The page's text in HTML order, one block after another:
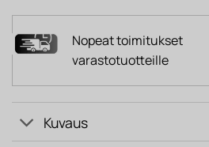
Nopeat toimitukset
varastotuotteille
Kuvaus